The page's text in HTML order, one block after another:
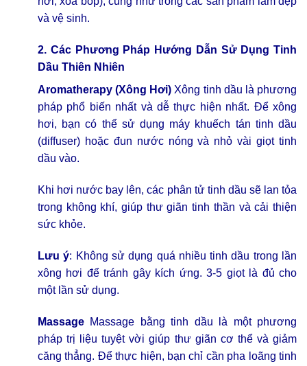
và vệ sinh.
2. Các Phương Pháp Hướng Dẫn Sử Dụng Tinh
Dầu Thiên Nhiên
Aromatherapy (Xông Hơi) Xông tinh dầu là phương
pháp phổ biến nhất và dễ thực hiện nhất. Để xông
hơi, bạn có thể sử dụng máy khuếch tán tinh dầu
(diffuser) hoặc đun nước nóng và nhỏ vài giọt tinh
dầu vào.
Khi hơi nước bay lên, các phân tử tinh dầu sẽ lan tỏa
trong không khí, giúp thư giãn tinh thần và cải thiện
sức khỏe.
Lưu ý: Không sử dụng quá nhiều tinh dầu trong lần
xông hơi để tránh gây kích ứng. 3-5 giọt là đủ cho
một lần sử dụng.
Massage Massage bằng tinh dầu là một phương
pháp trị liệu tuyệt vời giúp thư giãn cơ thể và giảm
căng thẳng. Để thực hiện, bạn chỉ cần pha loãng tinh